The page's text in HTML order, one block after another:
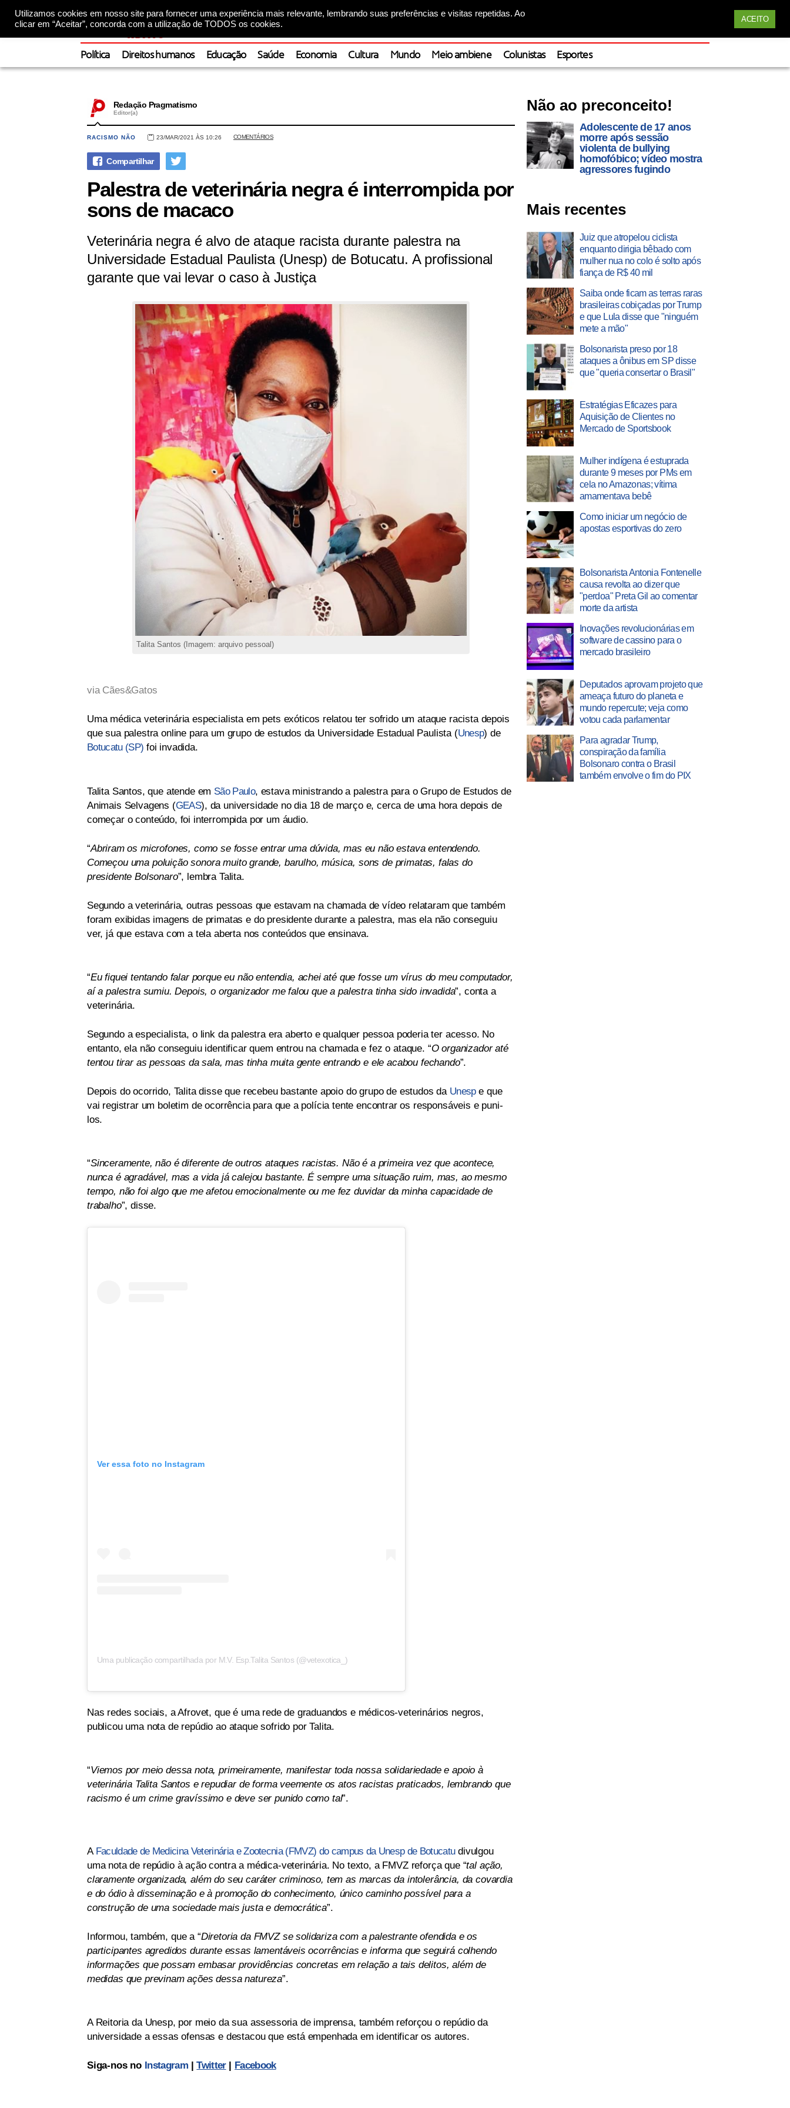
Utilizamos cookies em nosso site para fornecer uma experiência mais relevante, lembrando suas preferências e visitas repetidas. Ao
clicar em “Aceitar”, concorda com a utilização de TODOS os cookies.
ACEITO
Política Direitos humanos Educação Saúde Economia Cultura Mundo Meio ambiene Colunistas Esportes
Redação Pragmatismo
Editor(a)
RACISMO NÃO 23/MAR/2021 ÀS 10:26 COMENTÁRIOS
Palestra de veterinária negra é interrompida por
sons de macaco
Veterinária negra é alvo de ataque racista durante palestra na
Universidade Estadual Paulista (Unesp) de Botucatu. A profissional
garante que vai levar o caso à Justiça
Talita Santos (Imagem: arquivo pessoal)
via Cães&Gatos
Uma médica veterinária especialista em pets exóticos relatou ter sofrido um ataque racista depois
que sua palestra online para um grupo de estudos da Universidade Estadual Paulista (Unesp) de
Botucatu (SP) foi invadida.
Talita Santos, que atende em São Paulo, estava ministrando a palestra para o Grupo de Estudos de
Animais Selvagens (GEAS), da universidade no dia 18 de março e, cerca de uma hora depois de
começar o conteúdo, foi interrompida por um áudio.
“Abriram os microfones, como se fosse entrar uma dúvida, mas eu não estava entendendo.
Começou uma poluição sonora muito grande, barulho, música, sons de primatas, falas do
presidente Bolsonaro”, lembra Talita.
Segundo a veterinária, outras pessoas que estavam na chamada de vídeo relataram que também
foram exibidas imagens de primatas e do presidente durante a palestra, mas ela não conseguiu
ver, já que estava com a tela aberta nos conteúdos que ensinava.
“Eu fiquei tentando falar porque eu não entendia, achei até que fosse um vírus do meu computador,
aí a palestra sumiu. Depois, o organizador me falou que a palestra tinha sido invadida”, conta a
veterinária.
Segundo a especialista, o link da palestra era aberto e qualquer pessoa poderia ter acesso. No
entanto, ela não conseguiu identificar quem entrou na chamada e fez o ataque. “O organizador até
tentou tirar as pessoas da sala, mas tinha muita gente entrando e ele acabou fechando”.
Depois do ocorrido, Talita disse que recebeu bastante apoio do grupo de estudos da Unespe que
vai registrar um boletim de ocorrência para que a polícia tente encontrar os responsáveis e puni-
los.
“Sinceramente, não é diferente de outros ataques racistas. Não é a primeira vez que acontece,
nunca é agradável, mas a vida já calejou bastante. É sempre uma situação ruim, mas, ao mesmo
tempo, não foi algo que me afetou emocionalmente ou me fez duvidar da minha capacidade de
trabalho”, disse.
Ver essa foto no Instagram
Uma publicação compartilhada por M.V. Esp.Talita Santos (@vetexotica_)
Nas redes sociais, a Afrovet, que é uma rede de graduandos e médicos-veterinários negros,
publicou uma nota de repúdio ao ataque sofrido por Talita.
“Viemos por meio dessa nota, primeiramente, manifestar toda nossa solidariedade e apoio à
veterinária Talita Santos e repudiar de forma veemente os atos racistas praticados, lembrando que
racismo é um crime gravíssimo e deve ser punido como tal”.
A Faculdade de Medicina Veterinária e Zootecnia (FMVZ) do campus da Unesp de Botucatudivulgou
uma nota de repúdio à ação contra a médica-veterinária. No texto, a FMVZ reforça que “tal ação,
claramente organizada, além do seu caráter criminoso, tem as marcas da intolerância, da covardia
e do ódio à disseminação e à promoção do conhecimento, único caminho possível para a
construção de uma sociedade mais justa e democrática”.
Informou, também, que a “Diretoria da FMVZ se solidariza com a palestrante ofendida e os
participantes agredidos durante essas lamentáveis ocorrências e informa que seguirá colhendo
informações que possam embasar providências concretas em relação a tais delitos, além de
medidas que previnam ações dessa natureza”.
A Reitoria da Unesp, por meio da sua assessoria de imprensa, também reforçou o repúdio da
universidade a essas ofensas e destacou que está empenhada em identificar os autores.
Siga-nos no Instagram|Twitter| Facebook
Não ao preconceito!
Adolescente de 17 anos
morre após sessão
violenta de bullying
homofóbico; vídeo mostra
agressores fugindo
Mais recentes
Juiz que atropelou ciclista
enquanto dirigia bêbado com
mulher nua no colo é solto após
fiança de R$ 40 mil
Saiba onde ficam as terras raras
brasileiras cobiçadas por Trump
e que Lula disse que "ninguém
mete a mão"
Bolsonarista preso por 18
ataques a ônibus em SP disse
que "queria consertar o Brasil"
Estratégias Eficazes para
Aquisição de Clientes no
Mercado de Sportsbook
Mulher indígena é estuprada
durante 9 meses por PMs em
cela no Amazonas; vítima
amamentava bebê
Como iniciar um negócio de
apostas esportivas do zero
Bolsonarista Antonia Fontenelle
causa revolta ao dizer que
"perdoa" Preta Gil ao comentar
morte da artista
Inovações revolucionárias em
software de cassino para o
mercado brasileiro
Deputados aprovam projeto que
ameaça futuro do planeta e
mundo repercute; veja como
votou cada parlamentar
Para agradar Trump,
conspiração da família
Bolsonaro contra o Brasil
também envolve o fim do PIX